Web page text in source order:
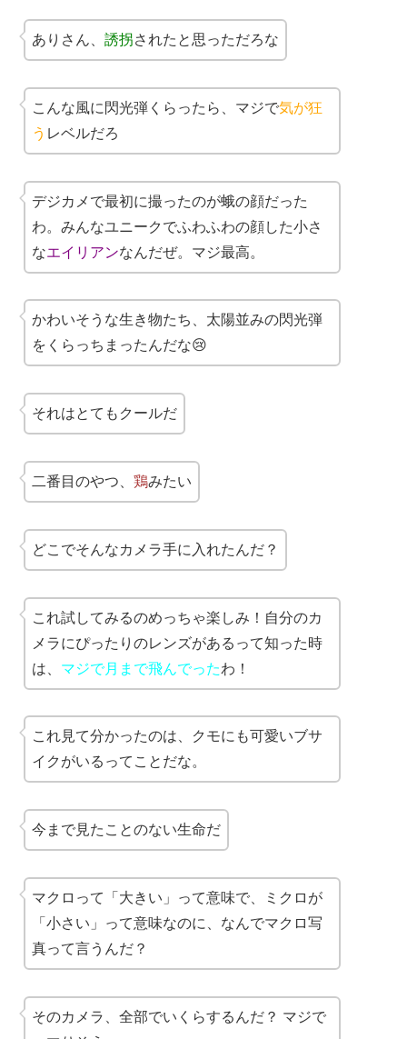
ありさん、 誘拐されたと思っただろな
こんな風に閃光弾くらったら、マジで気が狂
う レベルだろ
デジカメで最初に撮ったのが蛾の顔だった
わ。みんなユニークでふわふわの顔した小さ
なエイリアンなんだぜ。マジ最高。
かわいそうな生き物たち、太陽並みの閃光弾
をくらっちまったんだな😢
それはとてもクールだ
二番目のやつ、 鶏みたい
どこでそんなカメラ手に入れたんだ？
これ試してみるのめっちゃ楽しみ！自分のカ
メラにぴったりのレンズがあるって知った時
は、 マジで月まで飛んでったわ！
これ見て分かったのは、クモにも可愛いブサ
イクがいるってことだな。
今まで見たことのない生命だ
マクロって「大きい」って意味で、ミクロが
「小さい」って意味なのに、なんでマクロ写
真って言うんだ？
そのカメラ、全部でいくらするんだ？ マジで